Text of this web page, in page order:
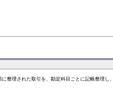
整理された取引を、勘定科目ごとに記帳整理